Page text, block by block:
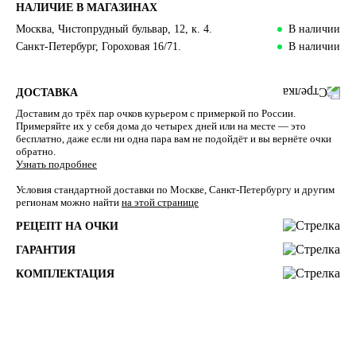
НАЛИЧИЕ В МАГАЗИНАХ
Москва, Чистопрудный бульвар, 12, к. 4.
В наличии
Санкт-Петербург, Гороховая 16/71.
В наличии
ДОСТАВКА
Доставим до трёх пар очков курьером с примеркой по России.
Примеряйте их у себя дома до четырех дней или на месте — это
бесплатно, даже если ни одна пара вам не подойдёт и вы вернёте очки
обратно.
Узнать подробнее
Условия стандартной доставки по Москве, Санкт-Петербургу и другим
регионам можно найти на этой странице
РЕЦЕПТ НА ОЧКИ
ГАРАНТИЯ
КОМПЛЕКТАЦИЯ